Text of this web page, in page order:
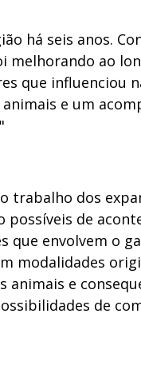
há seis anos.
ao
que influenciou
e um
trabalho dos
de
envolvem o
modalidades
e
de